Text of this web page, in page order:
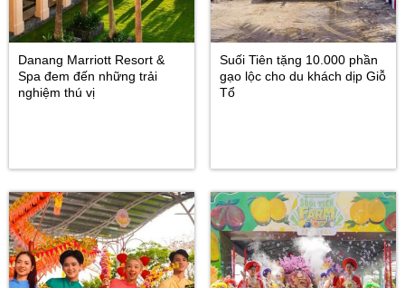
Danang Marriott Resort &
Spa đem đến những trải
nghiệm thú vị
Suối Tiên tặng 10.000 phần
gạo lộc cho du khách dịp Giỗ
Tổ